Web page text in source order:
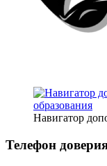
Навигатор
Телефон